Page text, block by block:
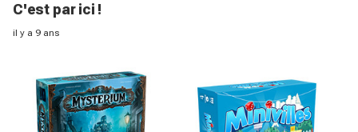
C'est par ici !
il y a 9 ans